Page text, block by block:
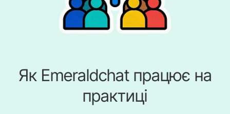
Як Emeraldchat працює на
практиці